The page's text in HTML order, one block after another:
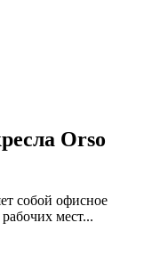
Orso
собой офисное
мест...